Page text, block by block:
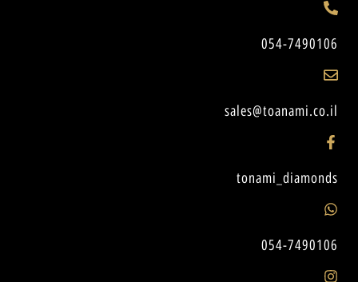
054-7490106
sales@toanami.co.il
tonami_diamonds
054-7490106